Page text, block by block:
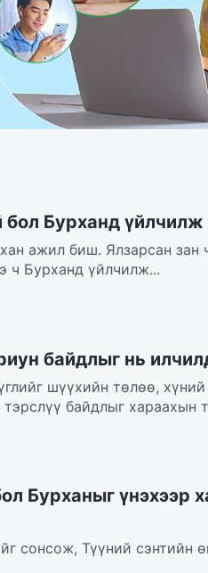
Бурханд үйлчилж
ажил биш. Ялзарсан зан
ч Бурханд үйлчилж...
байдлыг нь
шүүхийн төлөө,
байдлыг хараахын
Бурханыг үнэхээр
сонсож, Түүний сэнтийн